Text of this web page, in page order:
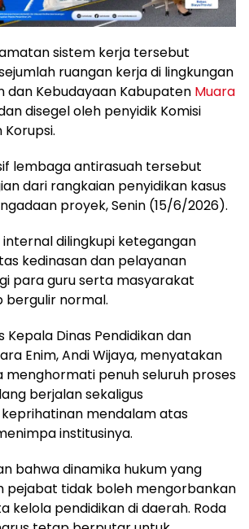
sistem kerja tersebut
ruangan kerja di lingkungan
dan Kebudayaan Kabupaten Muara
disegel oleh penyidik Komisi
lembaga antirasuah tersebut
dari rangkaian penyidikan kasus
proyek, Senin (15/6/2026).
internal dilingkupi ketegangan
kedinasan dan pelayanan
para guru serta masyarakat
normal.
Kepala Dinas Pendidikan dan
Enim, Andi Wijaya, menyatakan
menghormati penuh seluruh proses
berjalan sekaligus
mendalam atas
institusinya.
bahwa dinamika hukum yang
pejabat tidak boleh mengorbankan
kelola pendidikan di daerah. Roda